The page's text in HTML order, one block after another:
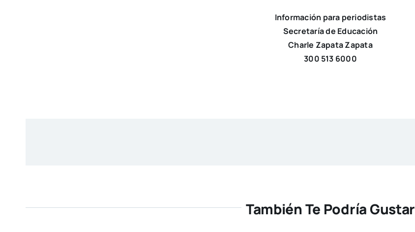
Información para periodistas
Secretaría de Educación
Charle Zapata Zapata
300 513 6000
También Te Podría Gustar